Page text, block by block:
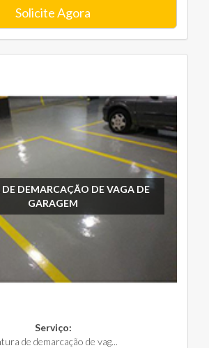
Solicite Agora
DEMARCAÇÃO DE VAGA DE
GARAGEM
Serviço:
de demarcação de vag...